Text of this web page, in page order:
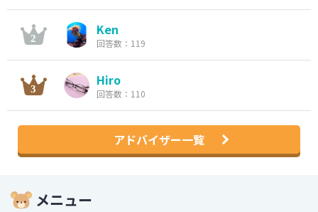
Ken
回答数：119
Hiro
回答数：110
アドバイザー一覧
メニュー